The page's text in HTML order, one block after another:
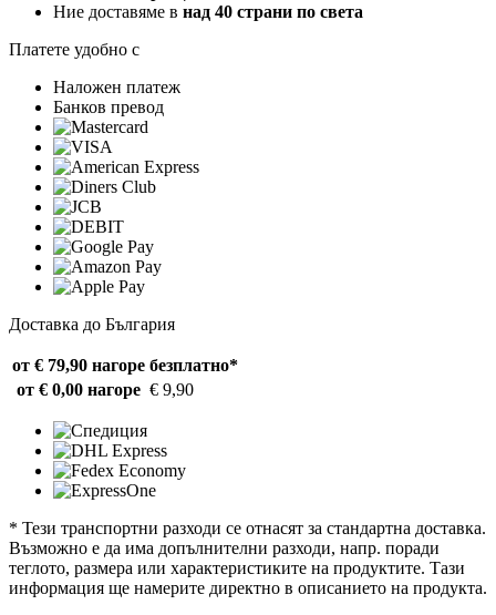
Ние доставяме в над 40 страни по света
Платете удобно с
Наложен платеж
Банков превод
Доставка до България
от € 79,90 нагоре безплатно*
от € 0,00 нагоре € 9,90
* Тези транспортни разходи се отнасят за стандартна доставка.
Възможно е да има допълнителни разходи, напр. поради
теглото, размера или характеристиките на продуктите. Тази
информация ще намерите директно в описанието на продукта.